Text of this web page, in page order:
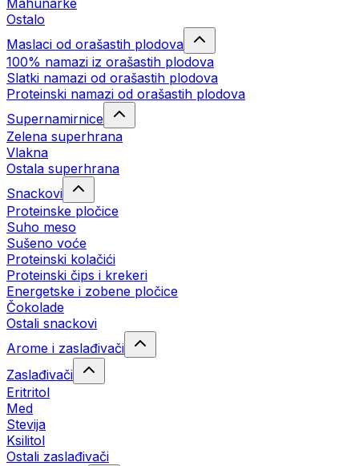
Mahunarke
Ostalo
Maslaci od orašastih plodova
100% namazi iz orašastih plodova
Slatki namazi od orašastih plodova
Proteinski namazi od orašastih plodova
Supernamirnice
Zelena superhrana
Vlakna
Ostala superhrana
Snackovi
Proteinske pločice
Suho meso
Sušeno voće
Proteinski kolačići
Proteinski čips i krekeri
Energetske i zobene pločice
Čokolade
Ostali snackovi
Arome i zaslađivači
Zaslađivači
Eritritol
Med
Stevija
Ksilitol
Ostali zaslađivači